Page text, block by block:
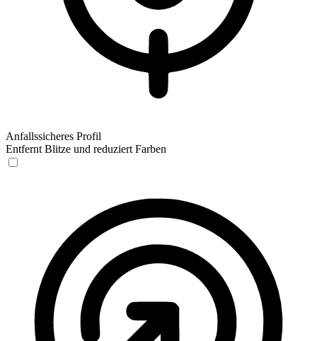
Anfallssicheres Profil
Entfernt Blitze und reduziert Farben